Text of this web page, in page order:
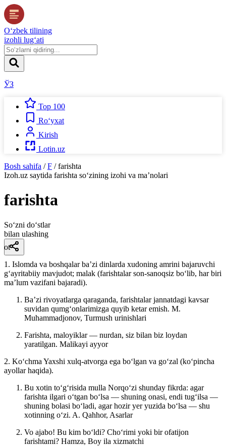
O‘zbek tilining
izohli lug‘ati
ЎЗ
Top 100
Ro‘yxat
Kirish
Lotin.uz
Bosh sahifa / F / farishta
Izoh.uz saytida farishta so‘zining izohi va ma’nolari
farishta
So‘zni do‘stlar
bilan ulashing
ot
1. Islomda va boshqalar baʼzi dinlarda xudoning amrini bajaruvchi
gʻayritabiiy mavjudot; malak (farishtalar son-sanoqsiz boʻlib, har biri
maʼlum vazifani bajaradi).
Baʼzi rivoyatlarga qaraganda, farishtalar jannatdagi kavsar
suvidan qumgʻonlarimizga quyib ketar emish. M.
Muhammadjonov, Turmush urinishlari
Farishta, maloyiklar — nurdan, siz bilan biz loydan
yaratilgan. Malikayi ayyor
2. Koʻchma Yaxshi xulq-atvorga ega boʻlgan va goʻzal (koʻpincha
ayollar haqida).
Bu xotin toʻgʻrisida mulla Norqoʻzi shunday fikrda: agar
farishta ilgari oʻtgan boʻlsa — shuning onasi, endi tugʻilsa —
shuning bolasi boʻladi, agar hozir yer yuzida boʻlsa — shu
xotinning oʻzi. A. Qahhor, Asarlar
Vo ajabo! Bu kim boʻldi? Choʻrimi yoki bir ofatijon
farishtami? Hamza, Boy ila xizmatchi